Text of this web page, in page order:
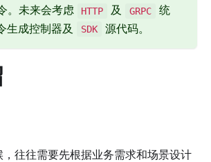
。未来会考虑 HTTP 及 GRPC
统
生成控制器及
SDK 源代码。
往往需要先根据业务需求和场景设计